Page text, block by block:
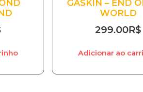
GASKIN – END
WORLD
299.00R$
Adicionar ao